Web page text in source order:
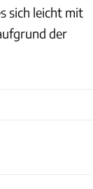
sich leicht mit
der